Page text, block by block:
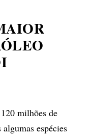
milhões de
espécies